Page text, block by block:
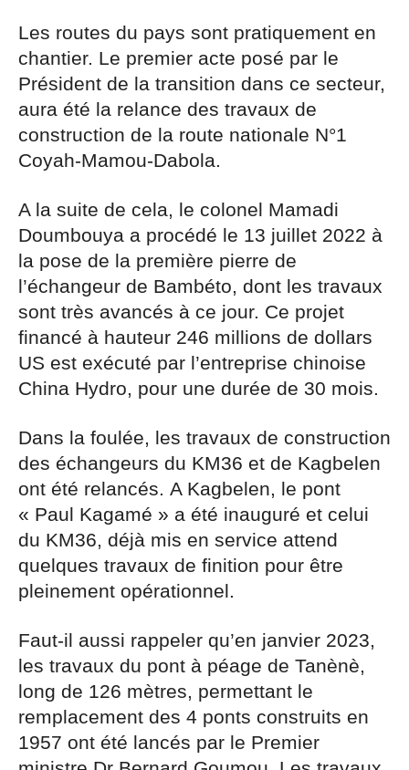
Les routes du pays sont pratiquement en
chantier. Le premier acte posé par le
Président de la transition dans ce secteur,
aura été la relance des travaux de
construction de la route nationale N°1
Coyah-Mamou-Dabola.
A la suite de cela, le colonel Mamadi
Doumbouya a procédé le 13 juillet 2022 à
la pose de la première pierre de
l’échangeur de Bambéto, dont les travaux
sont très avancés à ce jour. Ce projet
financé à hauteur 246 millions de dollars
US est exécuté par l’entreprise chinoise
China Hydro, pour une durée de 30 mois.
Dans la foulée, les travaux de construction
des échangeurs du KM36 et de Kagbelen
ont été relancés. A Kagbelen, le pont
« Paul Kagamé » a été inauguré et celui
du KM36, déjà mis en service attend
quelques travaux de finition pour être
pleinement opérationnel.
Faut-il aussi rappeler qu’en janvier 2023,
les travaux du pont à péage de Tanènè,
long de 126 mètres, permettant le
remplacement des 4 ponts construits en
1957 ont été lancés par le Premier